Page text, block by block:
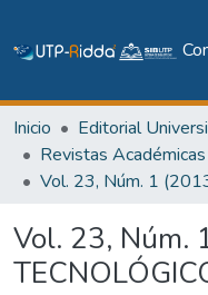
Inicio
Revistas
Vol. 23, Núm.